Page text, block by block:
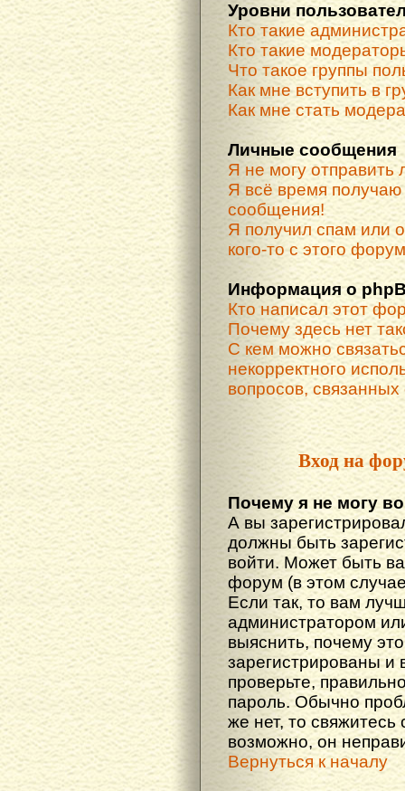
Уровни
Кто такие
Кто такие
Что такое группы
Как мне вступить в
Как мне стать
Личные сообщения
Я не могу
Я всё время
сообщения!
Я получил спам или
кого-то с этого
Информация о
Кто написал этот
Почему здесь нет
С кем можно
некорректного
вопросов,
Вход на
Почему я не могу
А вы
должны быть
войти. Может быть
форум (в этом
Если так, то вам
администратором
выяснить, почему
зарегистрированы и
проверьте,
пароль. Обычно
же нет, то
возможно, он
Вернуться к началу